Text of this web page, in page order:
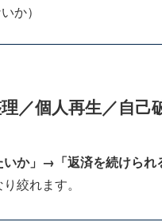
か）
／個人再生／自己
いか」→「返済を続けら
絞れます。